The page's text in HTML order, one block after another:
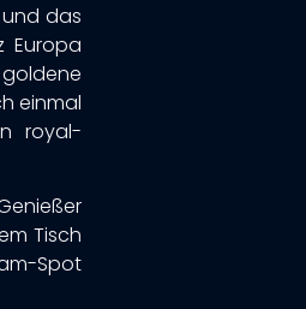
und das
Europa
einmal
royal-
Tisch
Spot